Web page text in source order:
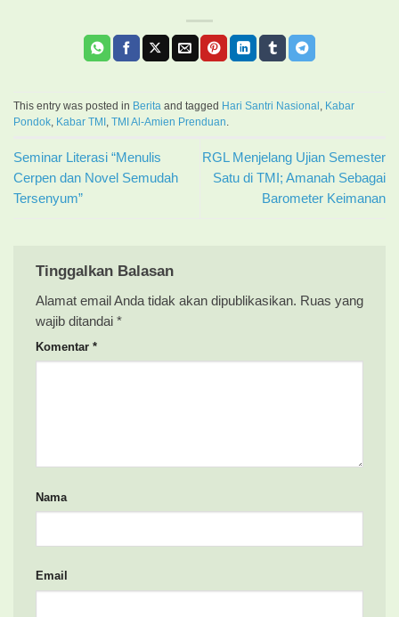
This entry was posted in Berita and tagged Hari Santri Nasional
Kabar
Pondok Kabar TMI TMI Al-Amien Prenduan
Seminar Literasi “Menulis
Cerpen dan Novel Semudah
Tersenyum”
RGL Menjelang Ujian Semester
Satu di TMI; Amanah Sebagai
Barometer Keimanan
Tinggalkan Balasan
Alamat email Anda tidak akan dipublikasikan. Ruas yang
wajib ditandai *
Komentar *
Nama
Email